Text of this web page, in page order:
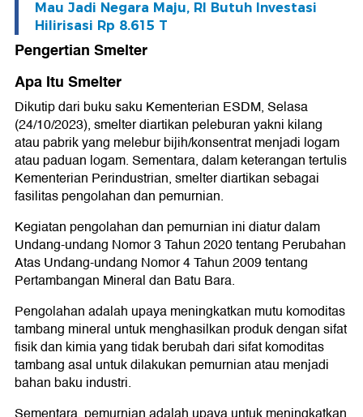
Mau Jadi Negara Maju, RI Butuh Investasi
Hilirisasi Rp 8.615 T
Pengertian Smelter
Apa Itu Smelter
Dikutip dari buku saku Kementerian ESDM, Selasa
(24/10/2023), smelter diartikan peleburan yakni kilang
atau pabrik yang melebur bijih/konsentrat menjadi logam
atau paduan logam. Sementara, dalam keterangan tertulis
Kementerian Perindustrian, smelter diartikan sebagai
fasilitas pengolahan dan pemurnian.
Kegiatan pengolahan dan pemurnian ini diatur dalam
Undang-undang Nomor 3 Tahun 2020 tentang Perubahan
Atas Undang-undang Nomor 4 Tahun 2009 tentang
Pertambangan Mineral dan Batu Bara.
Pengolahan adalah upaya meningkatkan mutu komoditas
tambang mineral untuk menghasilkan produk dengan sifat
fisik dan kimia yang tidak berubah dari sifat komoditas
tambang asal untuk dilakukan pemurnian atau menjadi
bahan baku industri.